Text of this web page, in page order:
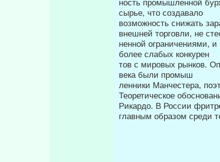
ность промышленной
сырье, что создавало
возможность снижать
внешней торговли, не
ненной ограничениями,
более слабых конкурен­
тов с мировых рынков.
века были промыш­
ленники Манчестера,
Теоретическое
Рикардо. В России
главным образом среди